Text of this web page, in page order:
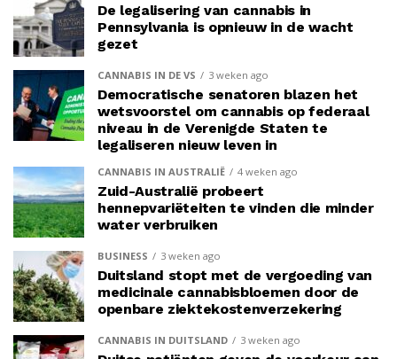
De legalisering van cannabis in
Pennsylvania is opnieuw in de wacht
gezet
CANNABIS IN DE VS 3 weken ago
Democratische senatoren blazen het
wetsvoorstel om cannabis op federaal
niveau in de Verenigde Staten te
legaliseren nieuw leven in
CANNABIS IN AUSTRALIË 4 weken ago
Zuid-Australië probeert
hennepvariëteiten te vinden die minder
water verbruiken
BUSINESS 3 weken ago
Duitsland stopt met de vergoeding van
medicinale cannabisbloemen door de
openbare ziektekostenverzekering
CANNABIS IN DUITSLAND 3 weken ago